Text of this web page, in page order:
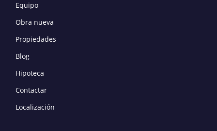
Equipo
Obra nueva
Propiedades
Blog
Hipoteca
Contactar
Localización